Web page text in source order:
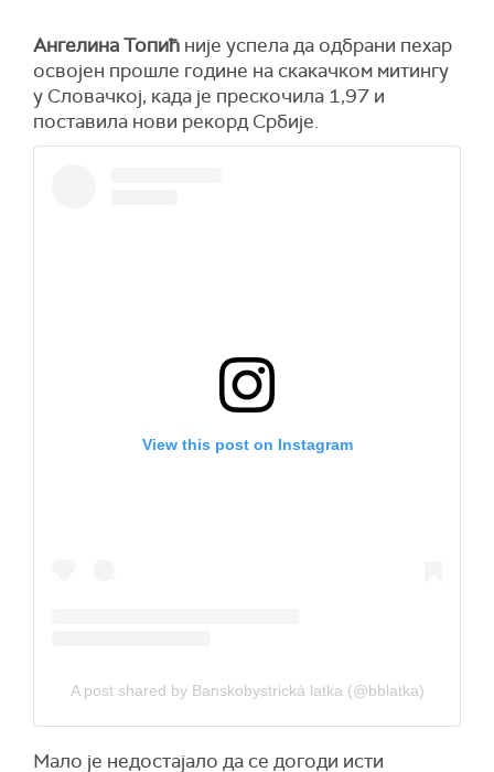
Ангелина Топић није успела да одбрани пехар
освојен прошле године на скакачком митингу
у Словачкој, када је прескочила 1,97 и
поставила нови рекорд Србије.
View this post on Instagram
A post shared by Banskobystrická latka (@bblatka)
Мало је недостајало да се догоди исти